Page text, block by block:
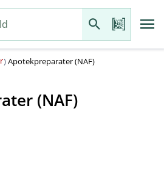
)Apotekpreparater (NAF)
(NAF)